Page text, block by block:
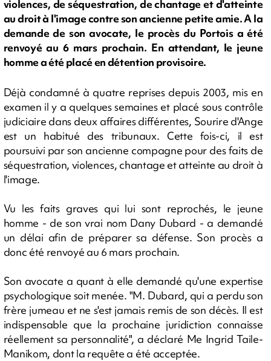
violences, de séquestration, de chantage et d'atteinte
au droit à l'image contre son ancienne petite amie. A la
demande de son avocate, le procès du Portois a été
renvoyé au 6 mars prochain. En attendant, le jeune
homme a été placé en détention provisoire.
Déjà condamné à quatre reprises depuis 2003, mis en
examen il y a quelques semaines et placé sous contrôle
judiciaire dans deux affaires différentes, Sourire d'Ange
est un habitué des tribunaux. Cette fois-ci, il est
poursuivi par son ancienne compagne pour des faits de
séquestration, violences, chantage et atteinte au droit à
l'image.
Vu les faits graves qui lui sont reprochés, le jeune
homme - de son vrai nom Dany Dubard - a demandé
un délai afin de préparer sa défense. Son procès a
donc été renvoyé au 6 mars prochain.
Son avocate a quant à elle demandé qu'une expertise
psychologique soit menée. "M. Dubard, qui a perdu son
frère jumeau et ne s'est jamais remis de son décès. Il est
indispensable que la prochaine juridiction connaisse
réellement sa personnalité", a déclaré Me Ingrid Taile-
Manikom, dont la requête a été acceptée.